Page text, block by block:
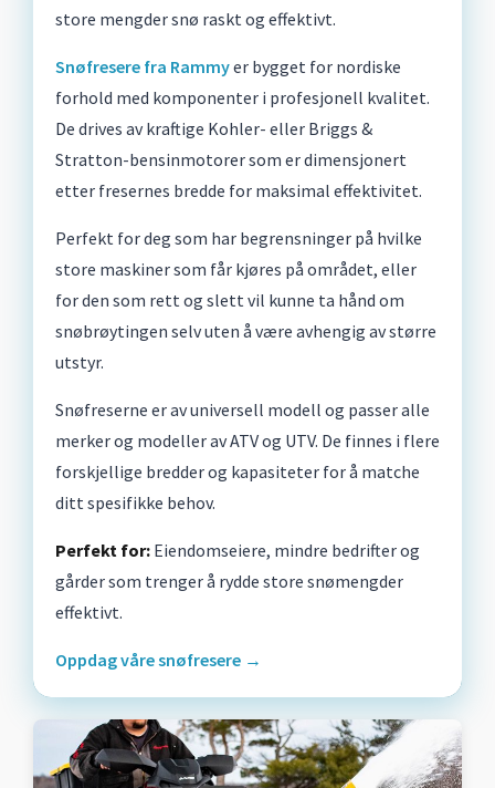
store mengder snø raskt og effektivt.
Snøfresere fra Rammyer bygget for nordiske
forhold med komponenter i profesjonell kvalitet.
De drives av kraftige Kohler- eller Briggs &
Stratton-bensinmotorer som er dimensjonert
etter fresernes bredde for maksimal effektivitet.
Perfekt for deg som har begrensninger på hvilke
store maskiner som får kjøres på området, eller
for den som rett og slett vil kunne ta hånd om
snøbrøytingen selv uten å være avhengig av større
utstyr.
Snøfreserne er av universell modell og passer alle
merker og modeller av ATV og UTV. De finnes i flere
forskjellige bredder og kapasiteter for å matche
ditt spesifikke behov.
Perfekt for: Eiendomseiere, mindre bedrifter og
gårder som trenger å rydde store snømengder
effektivt.
Oppdag våre snøfresere →